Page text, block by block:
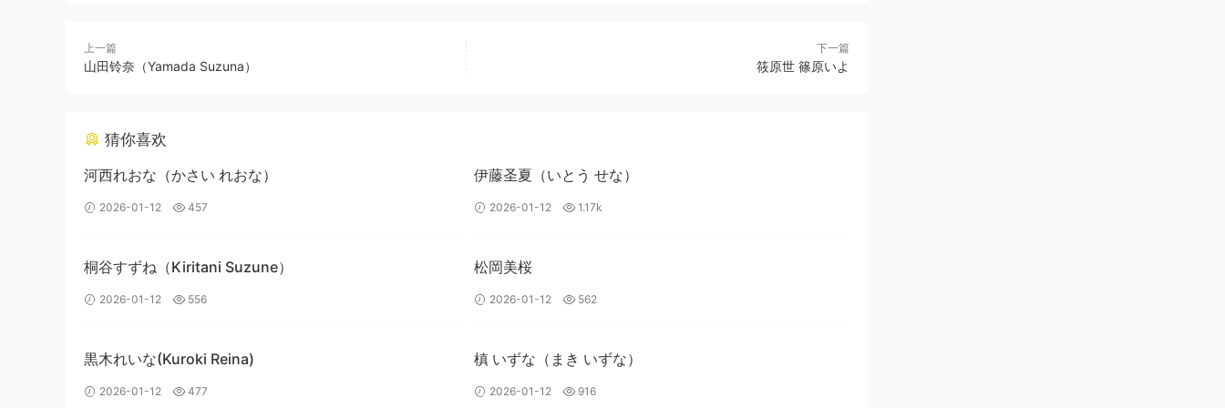
上一篇
山田铃奈（Yamada Suzuna）
下一篇
筱原世 篠原いよ
猜你喜欢
河西れおな（かさい れおな）
2026-01-12 457
伊藤圣夏（いとう せな）
2026-01-12 1.17k
桐谷すずね（Kiritani Suzune）
2026-01-12 556
松岡美桜
2026-01-12 562
黒木れいな(Kuroki Reina)
2026-01-12 477
槙 いずな（まき いずな）
2026-01-12 916